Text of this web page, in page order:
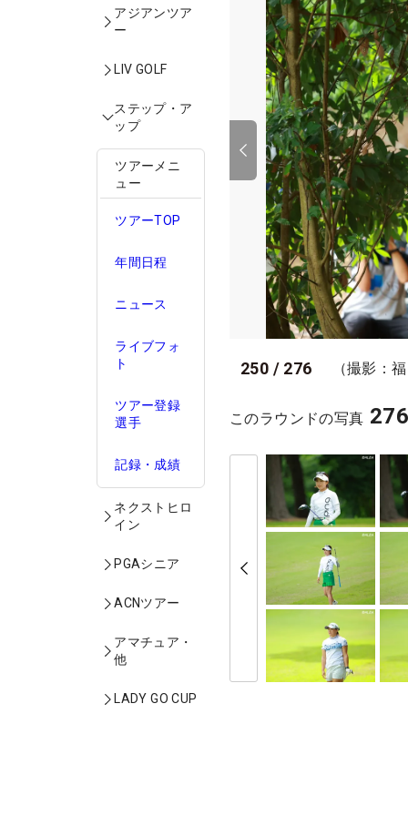
アジアンツア
ー
LIV GOLF
ステップ・ア
ップ
ツアーメニ
ュー
ツアーTOP
年間日程
ニュース
ライブフォ
ト
ツアー登録
選手
記録・成績
ネクストヒロ
イン
PGAシニア
ACNツアー
アマチュア・
他
LADY GO CUP
250 / 276 （撮影：
このラウンドの写真